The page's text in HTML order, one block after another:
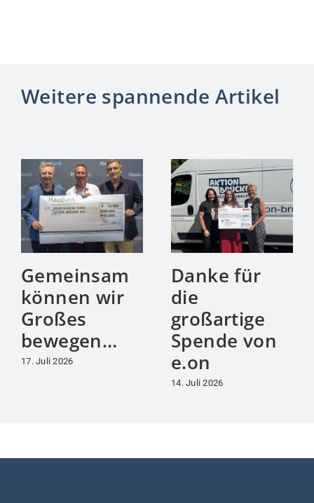
Weitere spannende Artikel
Gemeinsam
können wir
Großes
bewegen…
17. Juli 2026
Danke für
die
großartige
Spende von
e.on
14. Juli 2026